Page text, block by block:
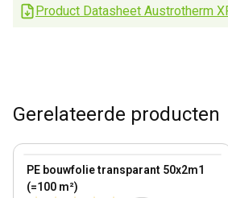
Product Datasheet Austrotherm
Gerelateerde producten
PE bouwfolie transparant 50x2m1
(=100 m²)
View product